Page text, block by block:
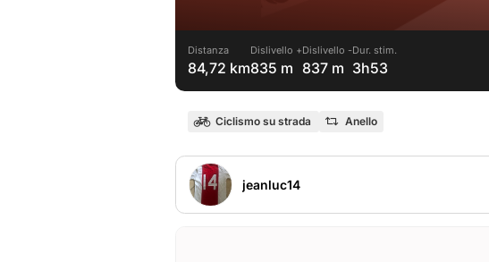
Distanza
84,72 km
Dislivello +
835 m
Dislivello -
837 m
Dur. stim.
3h53
Ciclismo su strada Anello
jeanluc14